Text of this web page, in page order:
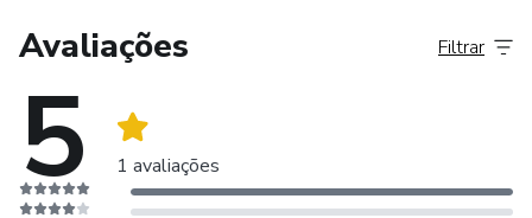
Avaliações
5 1 avaliações
Filtrar